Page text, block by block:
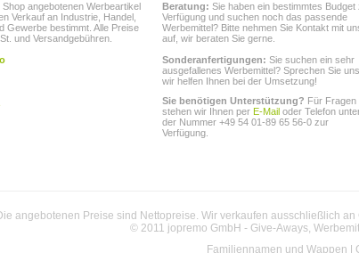
Shop angebotenen Werbeartikel
Verkauf an Industrie, Handel,
Gewerbe bestimmt. Alle Preise
und Versandgebühren.
Beratung: Sie haben ein bestimmtes Budget
Verfügung und suchen noch das passende
Werbemittel? Bitte nehmen Sie Kontakt mit
auf, wir beraten Sie gerne.
Sonderanfertigungen: Sie suchen ein sehr
ausgefallenes Werbemittel? Sprechen Sie
wir helfen Ihnen bei der Umsetzung!
Sie benötigen Unterstützung? Für Fragen
stehen wir Ihnen per E-Mail oder Telefon
der Nummer +49 54 01-89 65 56-0 zur
Verfügung.
angebotenen Preise sind Nettopreise. Wir verkaufen ausschließlich
© 2011 jopremo GmbH - Give-Aways,
Familiennamen und Wappen